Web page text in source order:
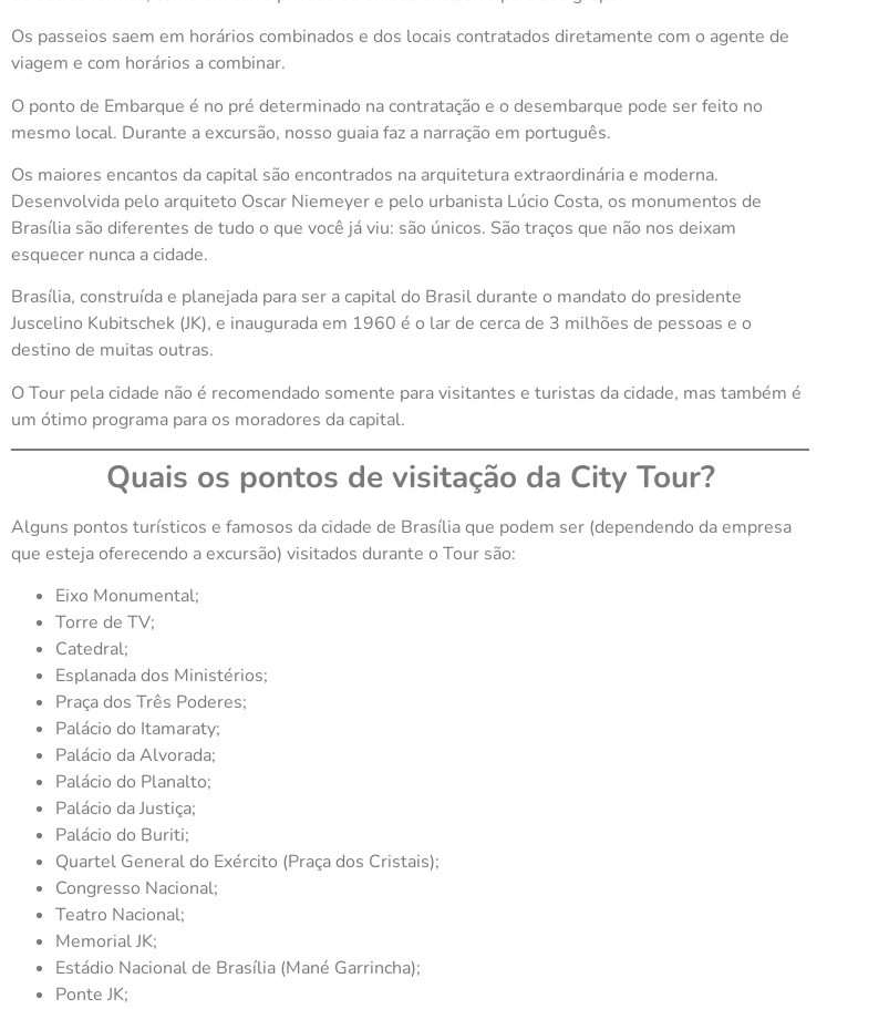
Os passeios saem em horários combinados e dos locais contratados diretamente com o agente de
viagem e com horários a combinar.
O ponto de Embarque é no pré determinado na contratação e o desembarque pode ser feito no
mesmo local. Durante a excursão, nosso guaia faz a narração em português.
Os maiores encantos da capital são encontrados na arquitetura extraordinária e moderna.
Desenvolvida pelo arquiteto Oscar Niemeyer e pelo urbanista Lúcio Costa, os monumentos de
Brasília são diferentes de tudo o que você já viu: são únicos. São traços que não nos deixam
esquecer nunca a cidade.
Brasília, construída e planejada para ser a capital do Brasil durante o mandato do presidente
Juscelino Kubitschek (JK), e inaugurada em 1960 é o lar de cerca de 3 milhões de pessoas e o
destino de muitas outras.
O Tour pela cidade não é recomendado somente para visitantes e turistas da cidade, mas também é
um ótimo programa para os moradores da capital.
Quais os pontos de visitação da City Tour?
Alguns pontos turísticos e famosos da cidade de Brasília que podem ser (dependendo da empresa
que esteja oferecendo a excursão) visitados durante o Tour são:
Eixo Monumental;
Torre de TV;
Catedral;
Esplanada dos Ministérios;
Praça dos Três Poderes;
Palácio do Itamaraty;
Palácio da Alvorada;
Palácio do Planalto;
Palácio da Justiça;
Palácio do Buriti;
Quartel General do Exército (Praça dos Cristais);
Congresso Nacional;
Teatro Nacional;
Memorial JK;
Estádio Nacional de Brasília (Mané Garrincha);
Ponte JK;